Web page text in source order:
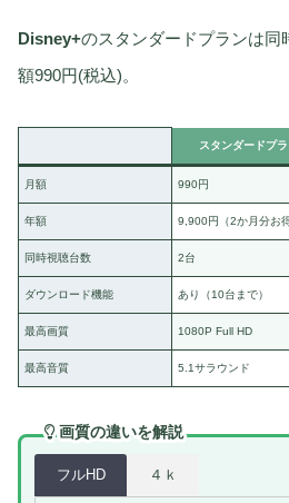
Disney+のスタンダードプランは同
額990円(税込)。
スタンダードプ
月額 990円
年額 9,900円（2か月分お得
同時視聴台数 2台
ダウンロード機能 あり（10台まで）
最高画質 1080P Full HD
最高音質 5.1サラウンド
画質の違いを解説
フルHD ４ｋ